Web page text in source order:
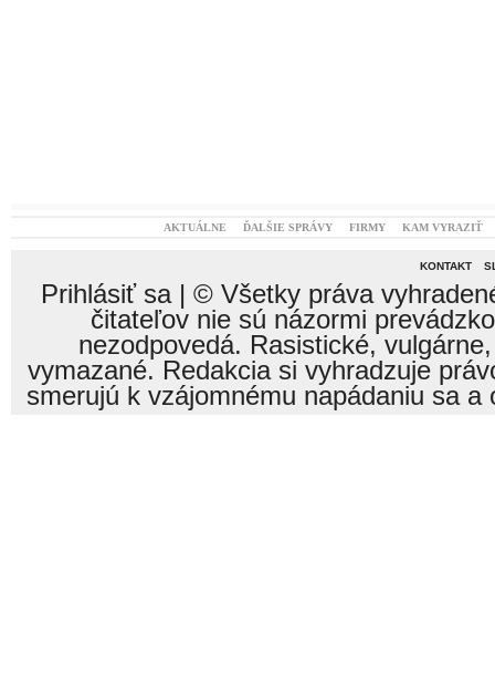
AKTUÁLNE ĎALŠIE SPRÁVY FIRMY KAM VYRAZIŤ
KONTAKT
Prihlásiť sa| © Všetky práva
čitateľov nie sú názormi
nezodpovedá. Rasistické,
vymazané. Redakcia si vyhradzuje
smerujú k vzájomnému napádaniu sa